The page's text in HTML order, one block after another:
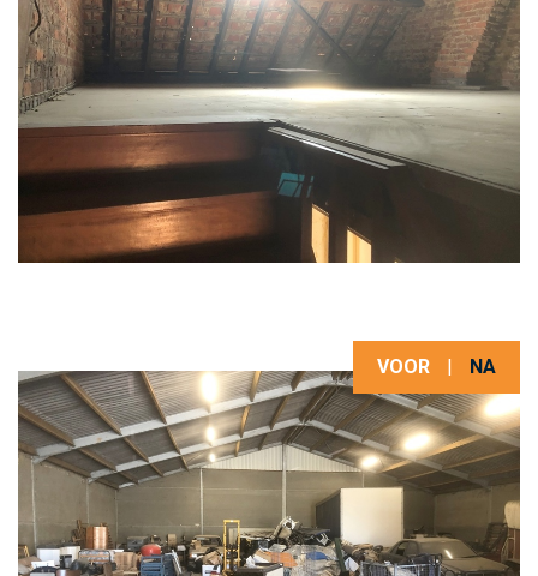
VOOR NA